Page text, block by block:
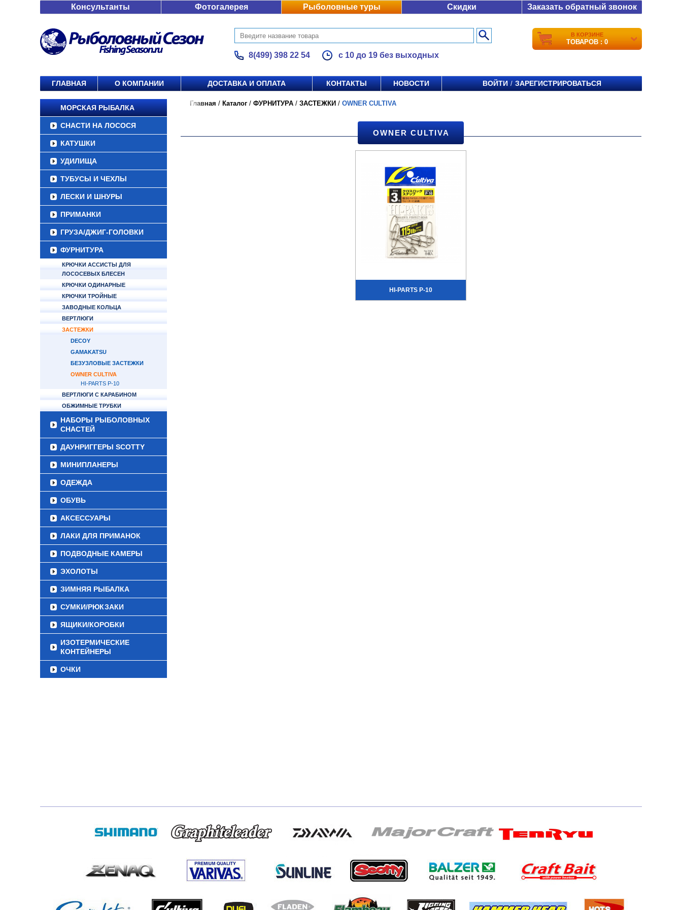
Консультанты Фотогалерея Рыболовные туры Скидки Заказать обратный звонок
8(499) 398 22 54 с 10 до 19 без выходных
В КОРЗИНЕ
ТОВАРОВ : 0
ГЛАВНАЯ О КОМПАНИИ ДОСТАВКА И ОПЛАТА КОНТАКТЫ НОВОСТИ ВОЙТИ / ЗАРЕГИСТРИРОВАТЬСЯ
МОРСКАЯ РЫБАЛКА
СНАСТИ НА ЛОСОСЯ
КАТУШКИ
УДИЛИЩА
ТУБУСЫ И ЧЕХЛЫ
ЛЕСКИ И ШНУРЫ
ПРИМАНКИ
ГРУЗА/ДЖИГ-ГОЛОВКИ
ФУРНИТУРА
КРЮЧКИ АССИСТЫ ДЛЯ
ЛОСОСЕВЫХ БЛЕСЕН
КРЮЧКИ ОДИНАРНЫЕ
КРЮЧКИ ТРОЙНЫЕ
ЗАВОДНЫЕ КОЛЬЦА
ВЕРТЛЮГИ
ЗАСТЕЖКИ
DECOY
GAMAKATSU
БЕЗУЗЛОВЫЕ ЗАСТЕЖКИ
OWNER CULTIVA
HI-PARTS P-10
ВЕРТЛЮГИ С КАРАБИНОМ
ОБЖИМНЫЕ ТРУБКИ
НАБОРЫ РЫБОЛОВНЫХ
СНАСТЕЙ
ДАУНРИГГЕРЫ SCOTTY
МИНИПЛАНЕРЫ
ОДЕЖДА
ОБУВЬ
АКСЕССУАРЫ
ЛАКИ ДЛЯ ПРИМАНОК
ПОДВОДНЫЕ КАМЕРЫ
ЭХОЛОТЫ
ЗИМНЯЯ РЫБАЛКА
СУМКИ/РЮКЗАКИ
ЯЩИКИ/КОРОБКИ
ИЗОТЕРМИЧЕСКИЕ
КОНТЕЙНЕРЫ
ОЧКИ
Главная / Каталог / ФУРНИТУРА / ЗАСТЕЖКИ / OWNER CULTIVA
OWNER CULTIVA
HI-PARTS P-10